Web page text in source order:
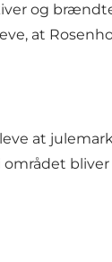
og
at
at